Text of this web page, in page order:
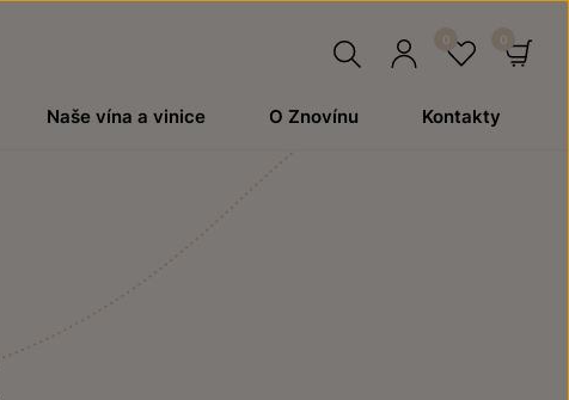
Naše vína a vinice O Znovínu Kontakty